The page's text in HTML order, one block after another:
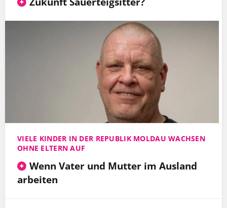
VIELE KINDER IN DER REPUBLIK MOLDAU WACHSEN
OHNE ELTERN AUF
Wenn Vater und Mutter im Ausland
arbeiten